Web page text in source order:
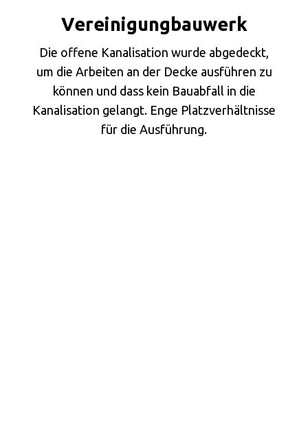
Vereinigungbauwerk
Die offene Kanalisation wurde abgedeckt,
um die Arbeiten an der Decke ausführen zu
können und dass kein Bauabfall in die
Kanalisation gelangt. Enge Platzverhältnisse
für die Ausführung.